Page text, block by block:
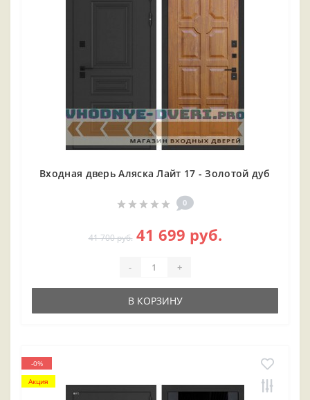
Входная дверь Аляска Лайт 17 - Золотой дуб
0
41 700 руб. 41 699 руб.
- +
В КОРЗИНУ
-0%
Акция